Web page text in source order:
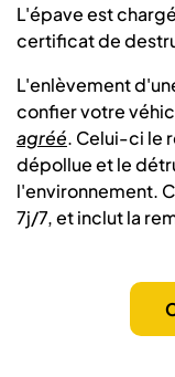
L'épave est
certificat de
L'enlèvement
confier votre
agréé. Celui-ci le
dépollue et le
l'environnement.
7j/7, et inclut la